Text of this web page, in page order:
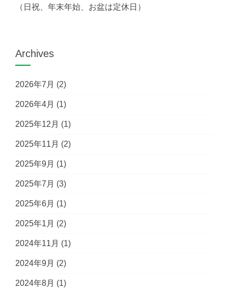
（日祝、年末年始、お盆は定休日）
Archives
2026年7月 (2)
2026年4月 (1)
2025年12月 (1)
2025年11月 (2)
2025年9月 (1)
2025年7月 (3)
2025年6月 (1)
2025年1月 (2)
2024年11月 (1)
2024年9月 (2)
2024年8月 (1)